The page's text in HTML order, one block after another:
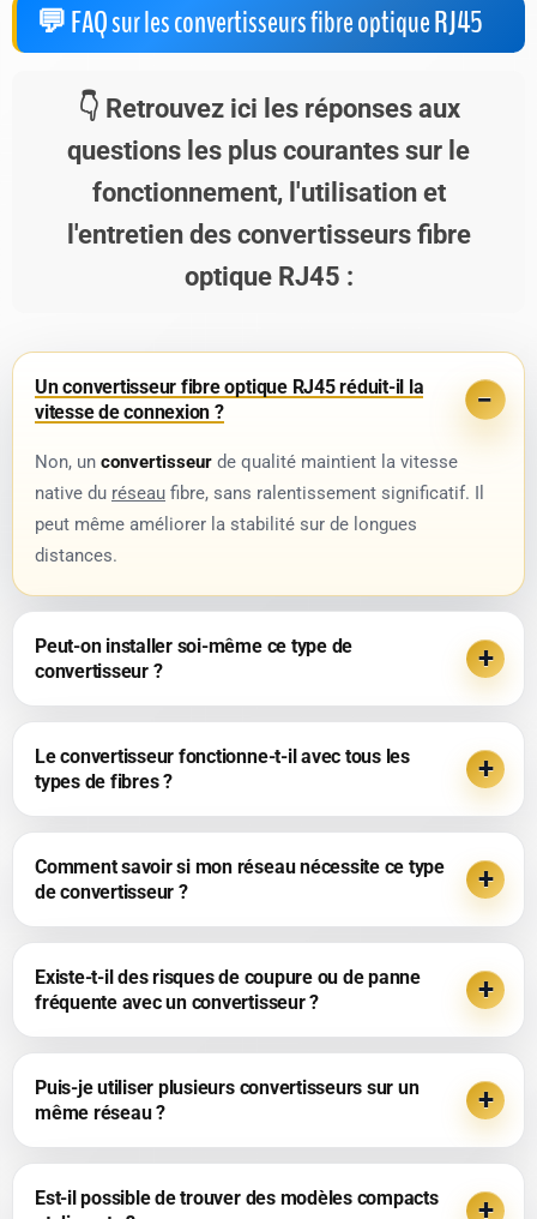
FAQ sur les convertisseurs fibre optique RJ45
Retrouvez ici les réponses aux
questions les plus courantes sur le
fonctionnement, l'utilisation et
l'entretien des convertisseurs fibre
optique RJ45 :
Un convertisseur fibre optique RJ45 réduit-il la
vitesse de connexion ?
Non, un convertisseur de qualité maintient la vitesse
native du réseau fibre, sans ralentissement significatif. Il
peut même améliorer la stabilité sur de longues
distances.
Peut-on installer soi-même ce type de
convertisseur ?
Le convertisseur fonctionne-t-il avec tous les
types de fibres ?
Comment savoir si mon réseau nécessite ce type
de convertisseur ?
Existe-t-il des risques de coupure ou de panne
fréquente avec un convertisseur ?
Puis-je utiliser plusieurs convertisseurs sur un
même réseau ?
Est-il possible de trouver des modèles compacts